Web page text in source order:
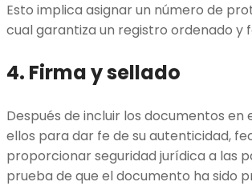
Esto implica asignar un número de
cual garantiza un registro ordenado y
4. Firma y sellado
Después de incluir los documentos
ellos para dar fe de su autenticidad,
proporcionar seguridad jurídica a las
prueba de que el documento ha sido